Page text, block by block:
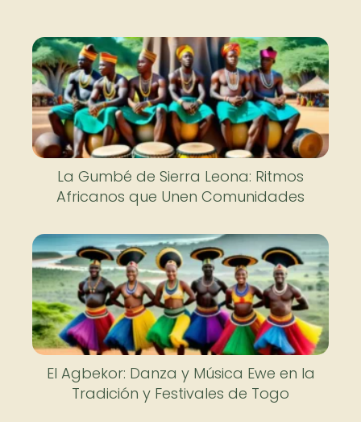
La Gumbé de Sierra Leona: Ritmos
Africanos que Unen Comunidades
El Agbekor: Danza y Música Ewe en la
Tradición y Festivales de Togo